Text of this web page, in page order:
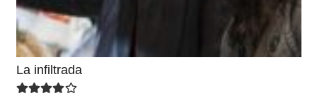
La infiltrada